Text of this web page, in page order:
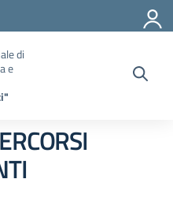
di
e